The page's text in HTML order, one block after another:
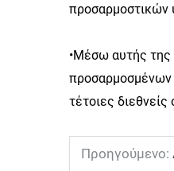
προσαρμοστικών
•Μέσω αυτής της
προσαρμοσμένων
τέτοιες
Προηγούμενο: